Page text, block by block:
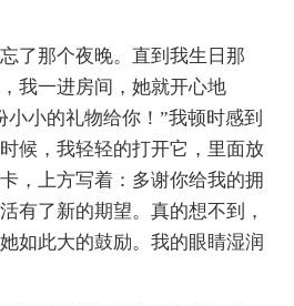
那个夜晚。直到我生日那
我一进房间，她就开心地
小的礼物给你！”我顿时感到
候，我轻轻的打开它，里面放
，上方写着：多谢你给我的拥
有了新的期望。真的想不到，
如此大的鼓励。我的眼睛湿润